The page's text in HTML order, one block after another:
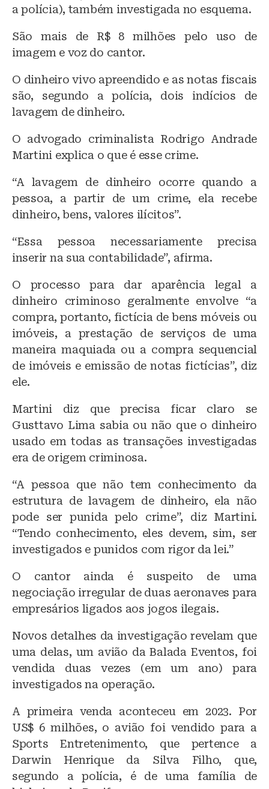
a polícia), também investigada no esquema.
São mais de R$ 8 milhões pelo uso de
imagem e voz do cantor.
O dinheiro vivo apreendido e as notas fiscais
são, segundo a polícia, dois indícios de
lavagem de dinheiro.
O advogado criminalista Rodrigo Andrade
Martini explica o que é esse crime.
“A lavagem de dinheiro ocorre quando a
pessoa, a partir de um crime, ela recebe
dinheiro, bens, valores ilícitos”.
“Essa pessoa necessariamente precisa
inserir na sua contabilidade”, afirma.
O processo para dar aparência legal a
dinheiro criminoso geralmente envolve “a
compra, portanto, fictícia de bens móveis ou
imóveis, a prestação de serviços de uma
maneira maquiada ou a compra sequencial
de imóveis e emissão de notas fictícias”, diz
ele.
Martini diz que precisa ficar claro se
Gusttavo Lima sabia ou não que o dinheiro
usado em todas as transações investigadas
era de origem criminosa.
“A pessoa que não tem conhecimento da
estrutura de lavagem de dinheiro, ela não
pode ser punida pelo crime”, diz Martini.
“Tendo conhecimento, eles devem, sim, ser
investigados e punidos com rigor da lei.”
O cantor ainda é suspeito de uma
negociação irregular de duas aeronaves para
empresários ligados aos jogos ilegais.
Novos detalhes da investigação revelam que
uma delas, um avião da Balada Eventos, foi
vendida duas vezes (em um ano) para
investigados na operação.
A primeira venda aconteceu em 2023. Por
US$ 6 milhões, o avião foi vendido para a
Sports Entretenimento, que pertence a
Darwin Henrique da Silva Filho, que,
segundo a polícia, é de uma família de